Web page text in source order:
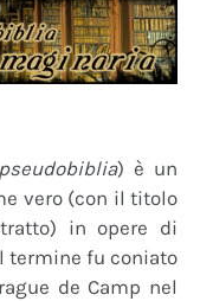
pseudobiblia) è un
vero (con il titolo
in opere di
termine fu coniato
de Camp nel